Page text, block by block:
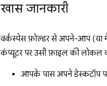
खास जानकारी
वर्कस्पेस फ़ोल्डर से अपने-आप (या
कंप्यूटर पर उसी फ़ाइल की लोकल
आपके पास अपने डेस्कटॉप पर